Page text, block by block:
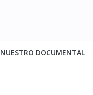
NUESTRO DOCUMENTAL